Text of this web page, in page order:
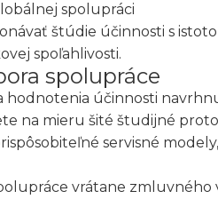
spolupráci
štúdie účinnosti s
spoľahlivosti.
spolupráce
hodnotenia účinnosti
na mieru šité študijné
servisné
vrátane